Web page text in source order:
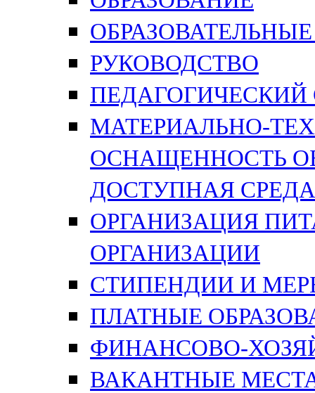
РУКОВОДСТВО
ПЕДАГОГИЧЕСКИЙ
МАТЕРИАЛЬНО-
ОСНАЩЕННОСТЬ
ДОСТУПНАЯ СРЕДА
ОРГАНИЗАЦИЯ
ОРГАНИЗАЦИИ
СТИПЕНДИИ И
ПЛАТНЫЕ
ФИНАНСОВО-
ВАКАНТНЫЕ